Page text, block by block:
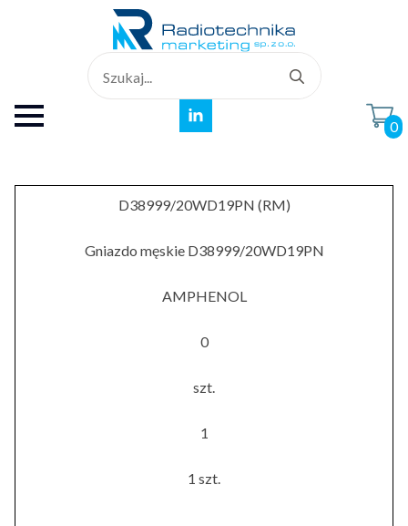
for:
0
D38999/20WD19PN (RM)
Gniazdo męskie D38999/20WD19PN
AMPHENOL
0
szt.
1
1 szt.